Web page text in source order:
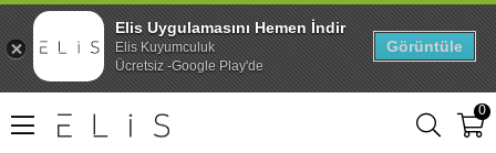
0
Elis Uygulamasını Hemen İndir
Elis Kuyumculuk
Ücretsiz -Google Play'de
Görüntüle